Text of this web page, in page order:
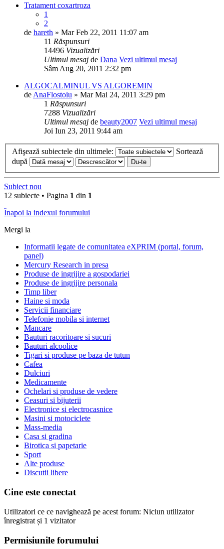
Tratament coxartroza
1
2
de hareth » Mar Feb 22, 2011 11:07 am
11 Răspunsuri
14496 Vizualizări
Ultimul mesaj de Dana Vezi ultimul mesaj
Sâm Aug 20, 2011 2:32 pm
ALGOCALMINUL VS ALGOREMIN
de AnaFlostoiu » Mar Mai 24, 2011 3:29 pm
1 Răspunsuri
7288 Vizualizări
Ultimul mesaj de beauty2007 Vezi ultimul mesaj
Joi Iun 23, 2011 9:44 am
Afişează subiectele din ultimele:
Sortează
după
Subiect nou
12 subiecte • Pagina 1 din 1
Înapoi la indexul forumului
Mergi la
Informatii legate de comunitatea eXPRIM (portal, forum,
panel)
Mercury Research in presa
Produse de ingrijire a gospodariei
Produse de ingrijire personala
Timp liber
Haine si moda
Servicii financiare
Telefonie mobila si internet
Mancare
Bauturi racoritoare si sucuri
Bauturi alcoolice
Tigari si produse pe baza de tutun
Cafea
Dulciuri
Medicamente
Ochelari si produse de vedere
Ceasuri si bijuterii
Electronice si electrocasnice
Masini si motociclete
Mass-media
Casa si gradina
Birotica si papetarie
Sport
Alte produse
Discutii libere
Cine este conectat
Utilizatori ce ce navighează pe acest forum: Niciun utilizator
înregistrat și 1 vizitator
Permisiunile forumului